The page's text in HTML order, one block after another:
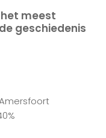
meest
geschiedenis